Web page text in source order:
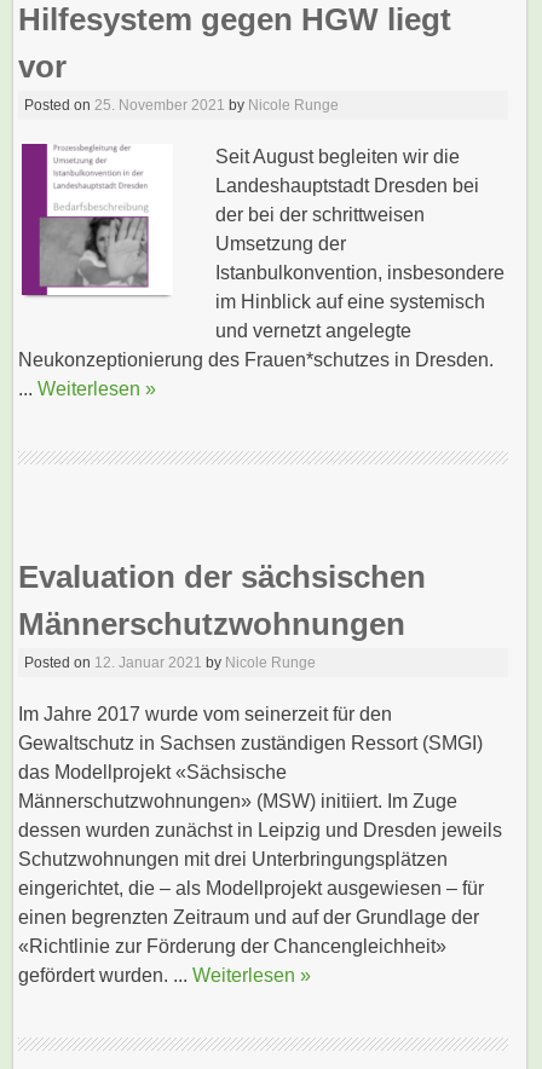
Hilfesystem gegen HGW liegt
vor
Posted on25. November 2021 by Nicole Runge
Seit August begleiten wir die
Landeshauptstadt Dresden bei
der bei der schrittweisen
Umsetzung der
Istanbulkonvention, insbesondere
im Hinblick auf eine systemisch
und vernetzt angelegte
Neukonzeptionierung des Frauen*schutzes in Dresden.
...Weiterlesen »
Evaluation der sächsischen
Männerschutzwohnungen
Posted on 12. Januar 2021 by Nicole Runge
Im Jahre 2017 wurde vom seinerzeit für den
Gewaltschutz in Sachsen zuständigen Ressort (SMGI)
das Modellprojekt «Sächsische
Männerschutzwohnungen» (MSW) initiiert. Im Zuge
dessen wurden zunächst in Leipzig und Dresden jeweils
Schutzwohnungen mit drei Unterbringungsplätzen
eingerichtet, die – als Modellprojekt ausgewiesen – für
einen begrenzten Zeitraum und auf der Grundlage der
«Richtlinie zur Förderung der Chancengleichheit»
gefördert wurden. ...Weiterlesen »